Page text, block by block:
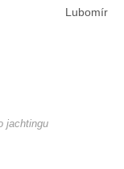
jachtingu